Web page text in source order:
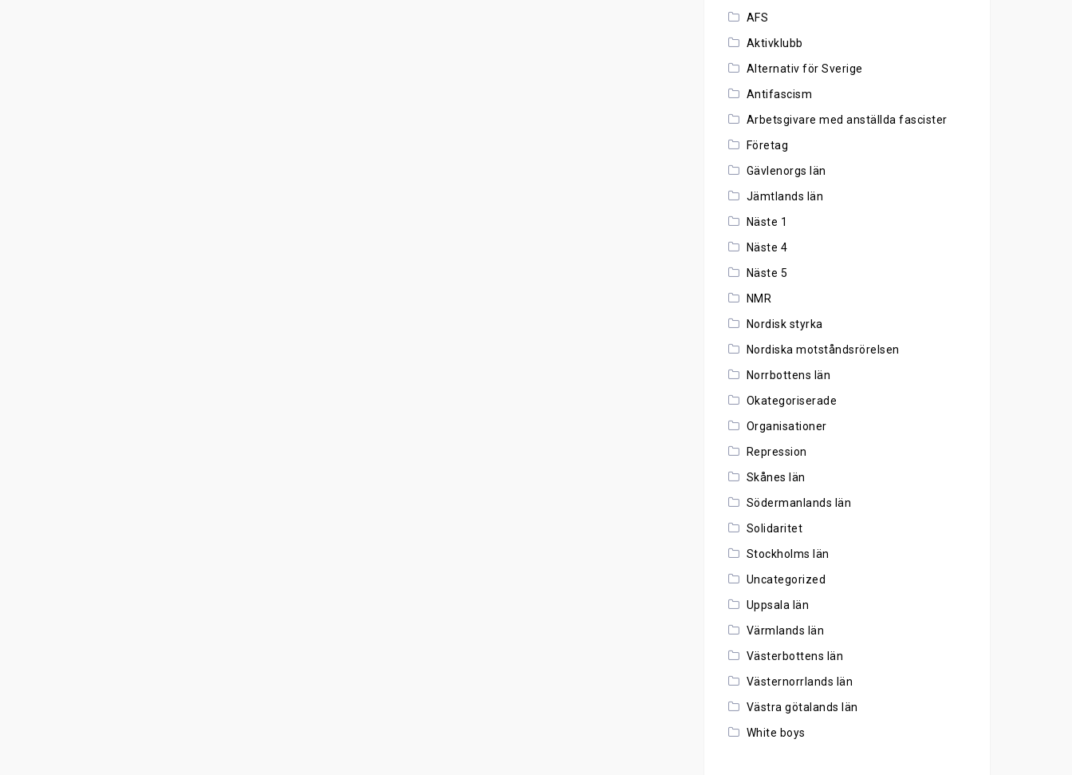
AFS
Aktivklubb
Alternativ för Sverige
Antifascism
Arbetsgivare med anställda fascister
Företag
Gävlenorgs län
Jämtlands län
Näste 1
Näste 4
Näste 5
NMR
Nordisk styrka
Nordiska motståndsrörelsen
Norrbottens län
Okategoriserade
Organisationer
Repression
Skånes län
Södermanlands län
Solidaritet
Stockholms län
Uncategorized
Uppsala län
Värmlands län
Västerbottens län
Västernorrlands län
Västra götalands län
White boys